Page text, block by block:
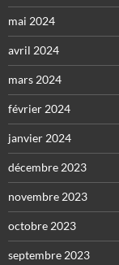
mai 2024
avril 2024
mars 2024
février 2024
janvier 2024
décembre 2023
novembre 2023
octobre 2023
septembre 2023